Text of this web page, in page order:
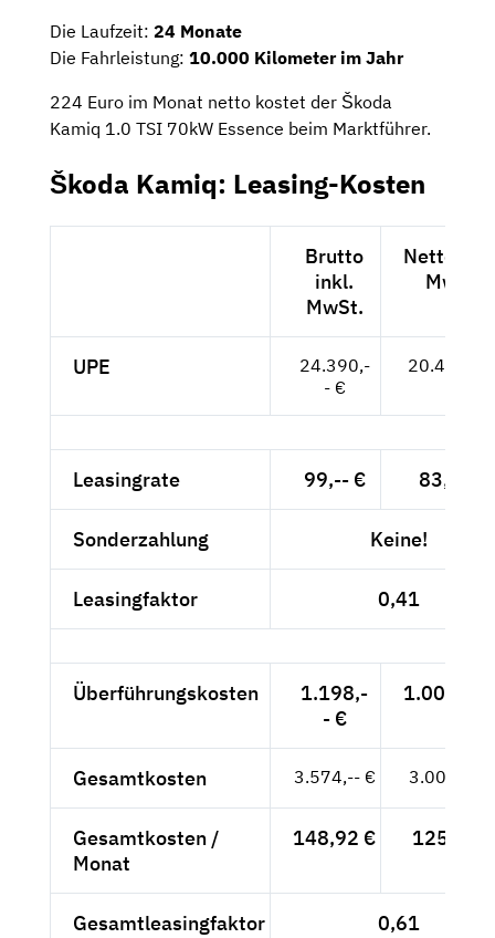
Die Laufzeit: 24 Monate
Die Fahrleistung: 10.000 Kilometer im Jahr
224 Euro im Monat netto kostet der Škoda
Kamiq 1.0 TSI 70kW Essence beim Marktführer.
Škoda Kamiq: Leasing-Kosten
Brutto
inkl.
MwSt.
Netto
MwSt.
UPE
24.390,-
- €
20.496,--
Leasingrate 99,-- € 83,19 €
Sonderzahlung Keine!
Leasingfaktor 0,41
Überführungskosten
1.198,-
- €
1.006,72
Gesamtkosten 3.574,-- € 3.003,36
Gesamtkosten /
Monat
148,92 € 125,14 €
Gesamtleasingfaktor 0,61